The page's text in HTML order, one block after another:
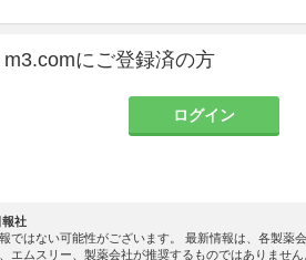
あるため、火気には十分注意する
m3.comにご登録済の方
ログイン
報社
はない可能性がございます。 最新情報は、各製薬
ムスリー、製薬会社が推奨するものではありません